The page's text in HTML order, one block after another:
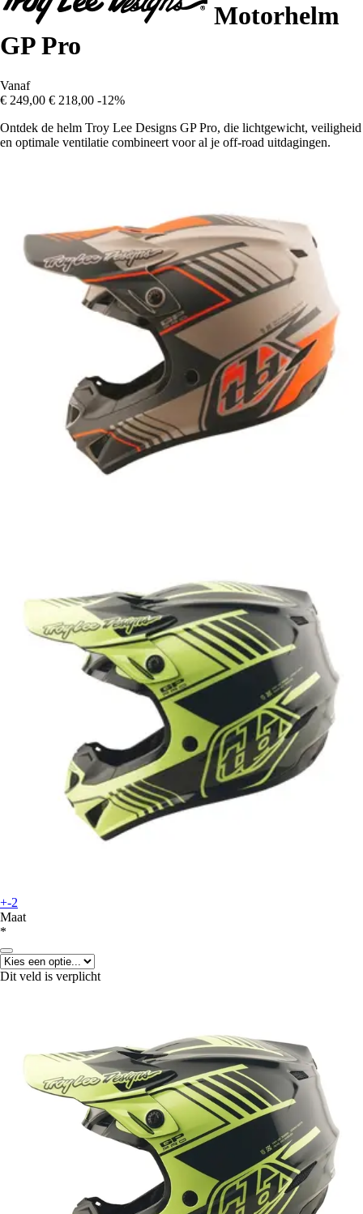
Motorhelm
GP Pro
Vanaf
€ 249,00 € 218,00 -12%
Ontdek de helm Troy Lee Designs GP Pro, die lichtgewicht, veiligheid
en optimale ventilatie combineert voor al je off-road uitdagingen.
+-2
Maat
*
Dit veld is verplicht